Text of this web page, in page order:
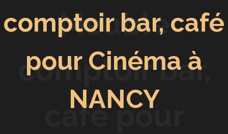
comptoir bar, café
pour Cinéma à
NANCY
Meuble
comptoir bar,
café pour